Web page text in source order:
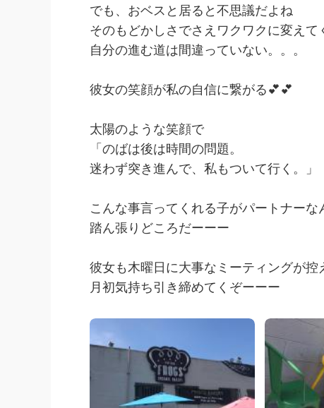
でも、おベスと居ると不思議だよね
そのもどかしさでさえワクワクに変えて
自分の進む道は間違っていない。。。
彼女の笑顔が私の自信に繋がる💕💕
太陽のような笑顔で
「のばは後は時間の問題。
迷わず突き進んで、私もついて行く。」
こんな事言ってくれる子がパートナー
踏ん張りどころだーーー
彼女も木曜日に大事なミーティングが控
月初気持ち引き締めてくぞーーー